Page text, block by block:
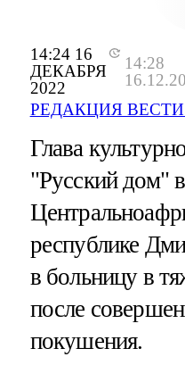
14:24 16
ДЕКАБРЯ
2022
14:28
РЕДАКЦИЯ
Глава
"Русский дом" в
республике
в больницу в
после
покушения.